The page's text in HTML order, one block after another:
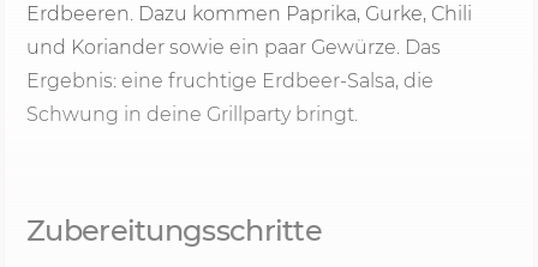
Erdbeeren. Dazu kommen Paprika, Gurke, Chili
und Koriander sowie ein paar Gewürze. Das
Ergebnis: eine fruchtige Erdbeer-Salsa, die
Schwung in deine Grillparty bringt.
Zubereitungsschritte